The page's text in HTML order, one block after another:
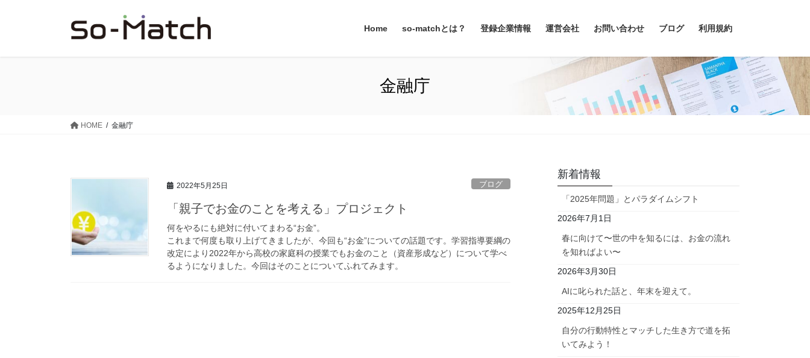
Home so-matchとは？ 登録企業情報 運営会社 お問い合わせ ブログ 利用規約
金融庁
HOME 金融庁
2022年5月25日 ブログ
「親子でお金のことを考える」プロジェクト
何をやるにも絶対に付いてまわる“お金”。
これまで何度も取り上げてきましたが、今回も“お金”についての話題です。学習指導要綱の
改定により2022年から高校の家庭科の授業でもお金のこと（資産形成など）について学べ
るようになりました。今回はそのことについてふれてみます。
新着情報
「2025年問題」とパラダイムシフト
2026年7月1日
春に向けて〜世の中を知るには、お金の流れ
を知ればよい〜
2026年3月30日
AIに叱られた話と、年末を迎えて。
2025年12月25日
自分の行動特性とマッチした生き方で道を拓
いてみよう！